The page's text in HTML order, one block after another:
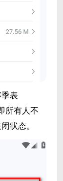
表
所有人不
状态。